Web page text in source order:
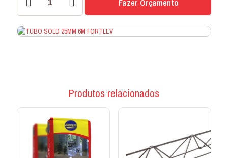
25MM
FORTLEV
Fazer Orçamento
Produtos relacionados